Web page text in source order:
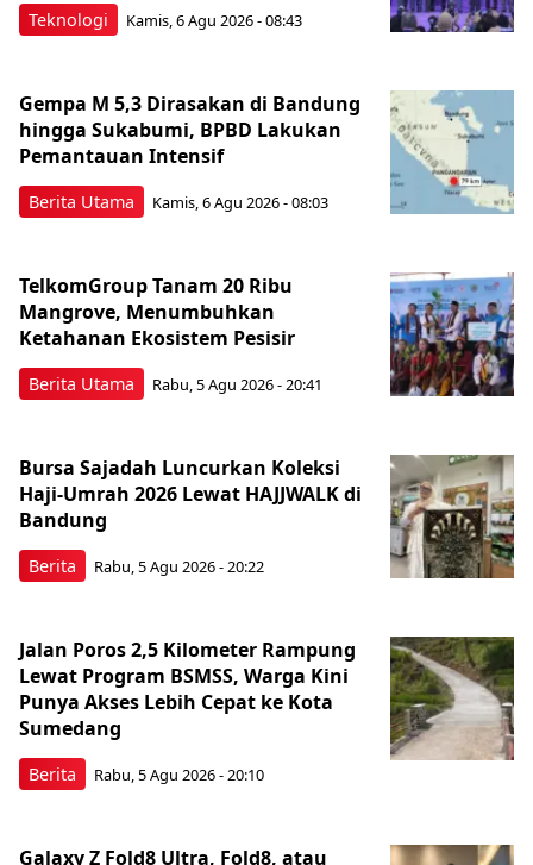
Teknologi Kamis, 6 Agu 2026 - 08:43
Berita Utama
Gempa M 5,3 Dirasakan di Bandung
hingga Sukabumi, BPBD Lakukan
Pemantauan Intensif
Kamis, 6 Agu 2026 - 08:03
Berita Utama
TelkomGroup Tanam 20 Ribu
Mangrove, Menumbuhkan
Ketahanan Ekosistem Pesisir
Rabu, 5 Agu 2026 - 20:41
Berita
Bursa Sajadah Luncurkan Koleksi
Haji-Umrah 2026 Lewat HAJJWALK di
Bandung
Rabu, 5 Agu 2026 - 20:22
Berita
Jalan Poros 2,5 Kilometer Rampung
Lewat Program BSMSS, Warga Kini
Punya Akses Lebih Cepat ke Kota
Sumedang
Rabu, 5 Agu 2026 - 20:10
Galaxy Z Fold8 Ultra, Fold8, atau